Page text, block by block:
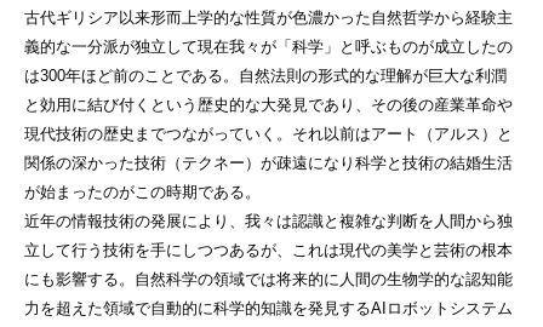
古代ギリシア以来形而上学的な性質が色濃かった自然哲学から経験主
義的な一分派が独立して現在我々が「科学」と呼ぶものが成立したの
は300年ほど前のことである。自然法則の形式的な理解が巨大な利潤
と効用に結び付くという歴史的な大発見であり、その後の産業革命や
現代技術の歴史までつながっていく。それ以前はアート（アルス）と
関係の深かった技術（テクネー）が疎遠になり科学と技術の結婚生活
が始まったのがこの時期である。
近年の情報技術の発展により、我々は認識と複雑な判断を人間から独
立して行う技術を手にしつつあるが、これは現代の美学と芸術の根本
にも影響する。自然科学の領域では将来的に人間の生物学的な認知能
力を超えた領域で自動的に科学的知識を発見するAIロボットシステム